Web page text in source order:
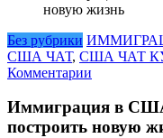
новую жизнь
Без рубрики
США ЧАТ, США ЧАТ
Комментарии
Иммиграция в
построить новую